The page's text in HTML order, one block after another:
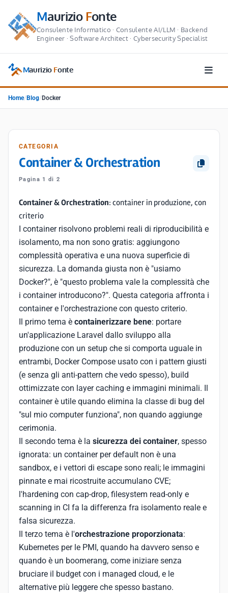
MaurizioFonte
Consulente Informatico · Consulente AI/LLM · Backend
Engineer · Software Architect · Cybersecurity Specialist
Maurizio Fonte
Home/ Blog/ Docker
CATEGORIA
Container & Orchestration
Pagina 1 di 2
Container & Orchestration: container in produzione, con
criterio
I container risolvono problemi reali di riproducibilità e
isolamento, ma non sono gratis: aggiungono
complessità operativa e una nuova superficie di
sicurezza. La domanda giusta non è "usiamo
Docker?", è "questo problema vale la complessità che
i container introducono?". Questa categoria affronta i
container e l'orchestrazione con questo criterio.
Il primo tema è containerizzare bene: portare
un'applicazione Laravel dallo sviluppo alla
produzione con un setup che si comporta uguale in
entrambi, Docker Compose usato con i pattern giusti
(e senza gli anti-pattern che vedo spesso), build
ottimizzate con layer caching e immagini minimali. Il
container è utile quando elimina la classe di bug del
"sul mio computer funziona", non quando aggiunge
cerimonia.
Il secondo tema è la sicurezza dei container, spesso
ignorata: un container per default non è una
sandbox, e i vettori di escape sono reali; le immagini
pinnate e mai ricostruite accumulano CVE;
l'hardening con cap-drop, filesystem read-only e
scanning in CI fa la differenza fra isolamento reale e
falsa sicurezza.
Il terzo tema è l'orchestrazione proporzionata:
Kubernetes per le PMI, quando ha davvero senso e
quando è un boomerang, come iniziare senza
bruciare il budget con i managed cloud, e le
alternative più leggere che spesso bastano.